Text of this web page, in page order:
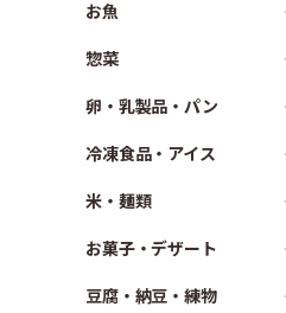
お魚
惣菜
卵・乳製品・パン
冷凍食品・アイス
米・麺類
お菓子・デザート
豆腐・納豆・練物